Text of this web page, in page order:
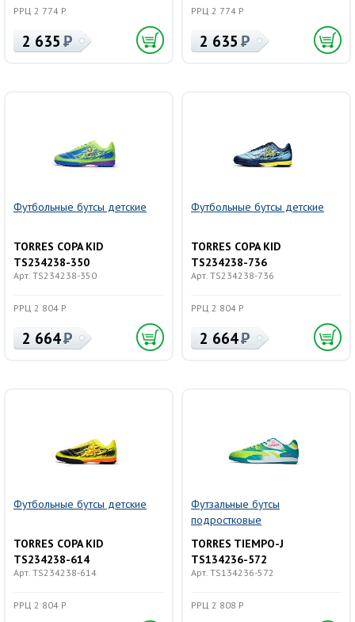
РРЦ 2 774 Р
2 635
РРЦ 2 774 Р
2 635
Футбольные бутсы детские
TORRES COPA KID
TS234238-350
Арт. TS234238-350
РРЦ 2 804 Р
2 664
Футбольные бутсы детские
TORRES COPA KID
TS234238-736
Арт. TS234238-736
РРЦ 2 804 Р
2 664
Футбольные бутсы детские
TORRES COPA KID
TS234238-614
Арт. TS234238-614
РРЦ 2 804 Р
Футзальные бутсы
подростковые
TORRES TIEMPO-J
TS134236-572
Арт. TS134236-572
РРЦ 2 808 Р